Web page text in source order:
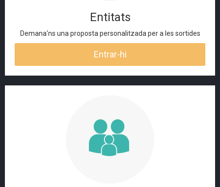
Entitats
Demana'ns una proposta personalitzada per a les sortides
Entrar-hi